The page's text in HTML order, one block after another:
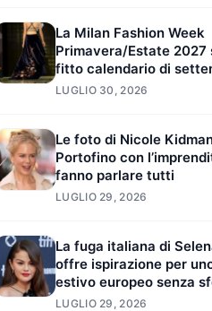
La Milan Fashion Week
Primavera/Estate 2027
fitto calendario di
LUGLIO 30, 2026
Le foto di Nicole
Portofino con
fanno parlare tutti
LUGLIO 29, 2026
La fuga italiana di
offre ispirazione per
estivo europeo senza
LUGLIO 29, 2026